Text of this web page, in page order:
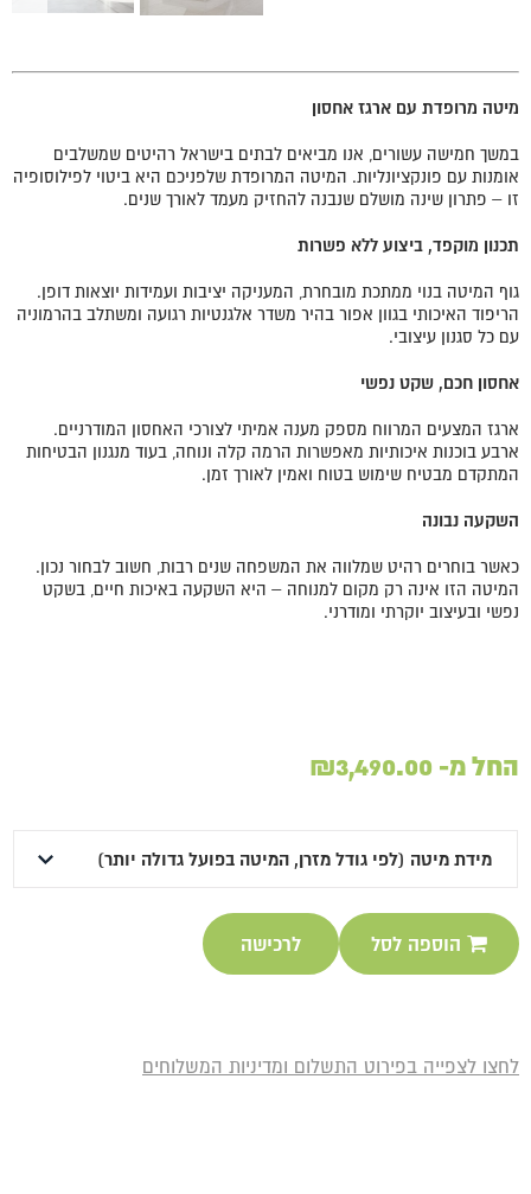
מיטה מרופדת עם ארגז אחסון
במשך חמישה עשורים, אנו מביאים לבתים בישראל רהיטים שמשלבים
אומנות עם פונקציונליות. המיטה המרופדת שלפניכם היא ביטוי לפילוסופיה
זו – פתרון שינה מושלם שנבנה להחזיק מעמד לאורך שנים.
תכנון מוקפד, ביצוע ללא פשרות
גוף המיטה בנוי ממתכת מובחרת, המעניקה יציבות ועמידות יוצאות דופן.
הריפוד האיכותי בגוון אפור בהיר משדר אלגנטיות רגועה ומשתלב בהרמוניה
עם כל סגנון עיצובי.
אחסון חכם, שקט נפשי
ארגז המצעים המרווח מספק מענה אמיתי לצורכי האחסון המודרניים.
ארבע בוכנות איכותיות מאפשרות הרמה קלה ונוחה, בעוד מנגנון הבטיחות
המתקדם מבטיח שימוש בטוח ואמין לאורך זמן.
השקעה נבונה
כאשר בוחרים רהיט שמלווה את המשפחה שנים רבות, חשוב לבחור נכון.
המיטה הזו אינה רק מקום למנוחה – היא השקעה באיכות חיים, בשקט
נפשי ובעיצוב יוקרתי ומודרני.
החל מ- ₪3,490.00
הוספה לסל לרכישה
לחצו לצפייה בפירוט התשלום ומדיניות המשלוחים